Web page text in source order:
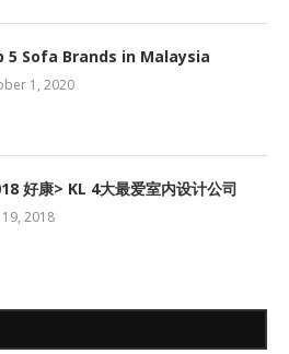
5 Sofa Brands in Malaysia
1, 2020
好康> KL 4大最爱室内设计公司
19, 2018